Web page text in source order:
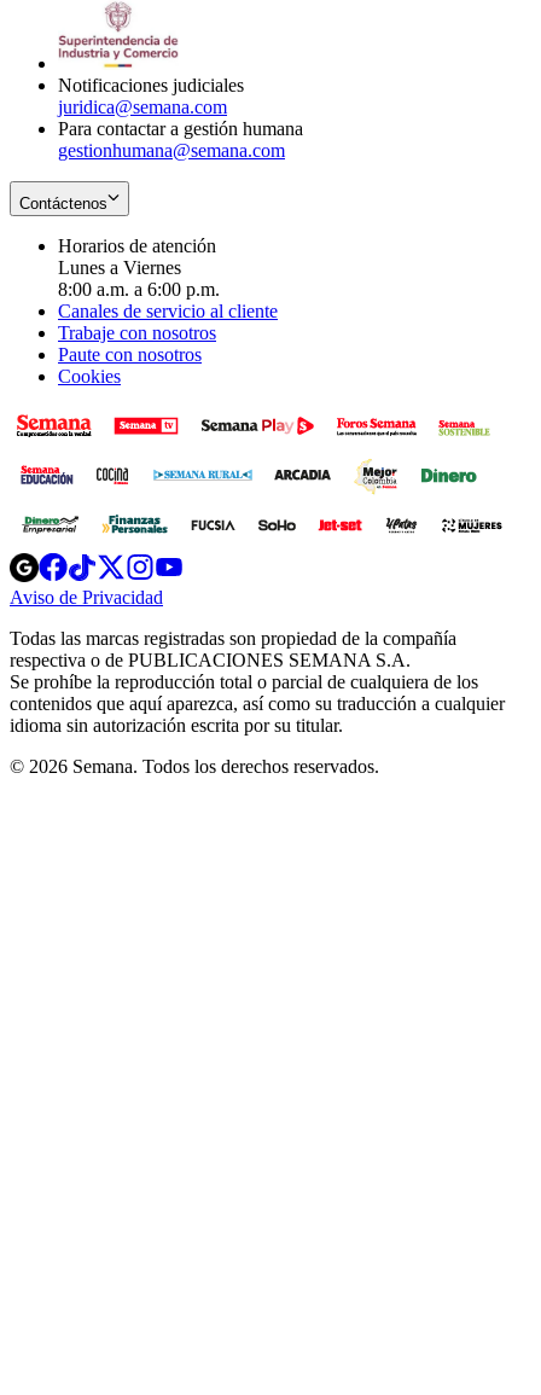
Notificaciones judiciales
juridica@semana.com
Para contactar a gestión humana
gestionhumana@semana.com
Contáctenos
Horarios de atención
Lunes a Viernes
8:00 a.m. a 6:00 p.m.
Canales de servicio al cliente
Trabaje con nosotros
Paute con nosotros
Cookies
Opens
in
new
Opens
in
new
Opens
in
new
window
Opens
new
windowwindow
Aviso de Privacidad
new
window
Todas las marcas registradas son propiedad de la compañía
respectiva o de PUBLICACIONES SEMANA S.A.
Se prohíbe la reproducción total o parcial de cualquiera de los
contenidos que aquí aparezca, así como su traducción a cualquier
idioma sin autorización escrita por su titular.
© 2026 Semana. Todos los derechos reservados.